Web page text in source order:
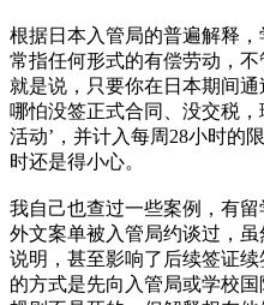
根据日本入管局的普遍解释，
常指任何形式的有偿劳动，
就是说，只要你在日本期间
哪怕没签正式合同、没交税
活动’，并计入每周28小时的
时还是得小心。
我自己也查过一些案例，有
外文案单被入管局约谈过，
说明，甚至影响了后续签证
的方式是先向入管局或学校